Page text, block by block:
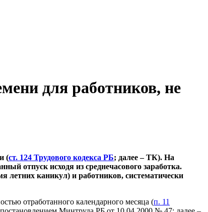
для работников, не
(ст. 124 Трудового кодекса РБ; далее – ТК). На
отпуск исходя из среднечасового заработка.
летних каникул) и работников, систематически
отработанного календарного месяца (п. 11